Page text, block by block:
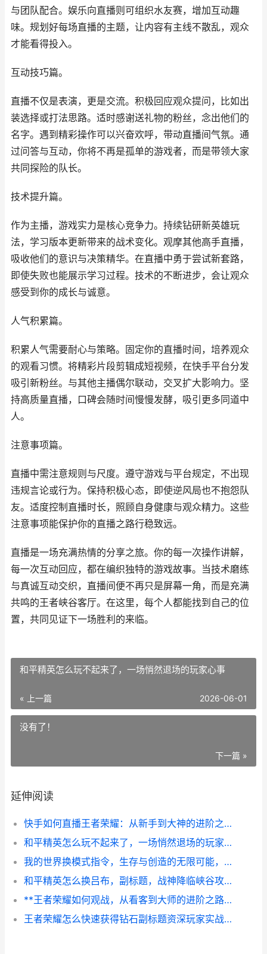
与团队配合。娱乐向直播则可组织水友赛，增加互动趣
味。规划好每场直播的主题，让内容有主线不散乱，观众
才能看得投入。
互动技巧篇。
直播不仅是表演，更是交流。积极回应观众提问，比如出
装选择或打法思路。适时感谢送礼物的粉丝，念出他们的
名字。遇到精彩操作可以兴奋欢呼，带动直播间气氛。通
过问答与互动，你将不再是孤单的游戏者，而是带领大家
共同探险的队长。
技术提升篇。
作为主播，游戏实力是核心竞争力。持续钻研新英雄玩
法，学习版本更新带来的战术变化。观摩其他高手直播，
吸收他们的意识与决策精华。在直播中勇于尝试新套路，
即使失败也能展示学习过程。技术的不断进步，会让观众
感受到你的成长与诚意。
人气积累篇。
积累人气需要耐心与策略。固定你的直播时间，培养观众
的观看习惯。将精彩片段剪辑成短视频，在快手平台分发
吸引新粉丝。与其他主播偶尔联动，交叉扩大影响力。坚
持高质量直播，口碑会随时间慢慢发酵，吸引更多同道中
人。
注意事项篇。
直播中需注意规则与尺度。遵守游戏与平台规定，不出现
违规言论或行为。保持积极心态，即使逆风局也不抱怨队
友。适度控制直播时长，照顾自身健康与观众精力。这些
注意事项能保护你的直播之路行稳致远。
直播是一场充满热情的分享之旅。你的每一次操作讲解，
每一次互动回应，都在编织独特的游戏故事。当技术磨练
与真诚互动交织，直播间便不再只是屏幕一角，而是充满
共鸣的王者峡谷客厅。在这里，每个人都能找到自己的位
置，共同见证下一场胜利的来临。
和平精英怎么玩不起来了，一场悄然退场的玩家心事
« 上一篇 2026-06-01
没有了！
下一篇 »
延伸阅读
快手如何直播王者荣耀：从新手到大神的进阶之路，副标题：实战技巧与人气提升全攻略。
和平精英怎么玩不起来了，一场悄然退场的玩家心事
我的世界换模式指令，生存与创造的无限可能，副标题，资深玩家的模式切换艺术
和平精英怎么换吕布，副标题，战神降临峡谷攻略
**王者荣耀如何观战，从看客到大师的进阶之路,副标题,窥屏学艺，决胜千里**
王者荣耀怎么快速获得钻石副标题资深玩家实战心得分享